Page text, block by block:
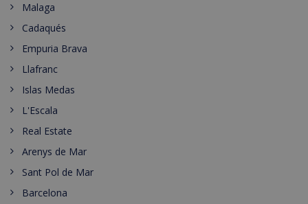
Malaga
Cadaqués
Empuria Brava
Llafranc
Islas Medas
L'Escala
Real Estate
Arenys de Mar
Sant Pol de Mar
Barcelona